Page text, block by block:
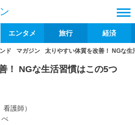
エンタメ 旅行 経済
ド マガジン 太りやすい体質を改善！ NGな生
！ NGな生活習慣はこの5つ
護師）
べ